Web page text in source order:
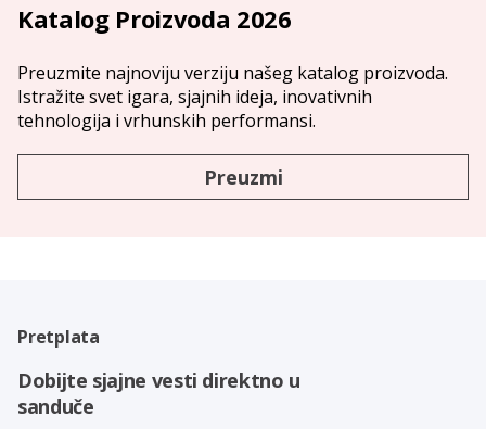
Katalog Proizvoda 2026
Preuzmite najnoviju verziju našeg katalog proizvoda.
Istražite svet igara, sjajnih ideja, inovativnih
tehnologija i vrhunskih performansi.
Preuzmi
Pretplata
Dobijte sjajne vesti direktno u
sanduče